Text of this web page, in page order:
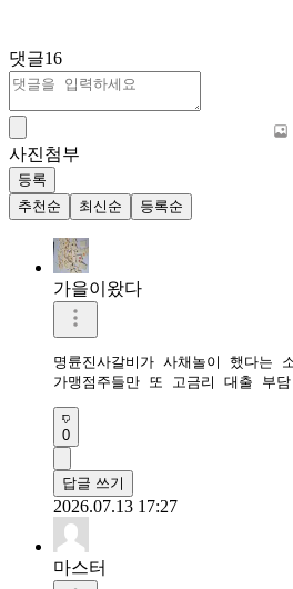
댓글16
사진첨부
등록
추천순
최신순 등록순
가을이왔다
명륜진사갈비가 사채놀이 했다는
가맹점주들만 또 고금리 대출 부
0
답글 쓰기
2026.07.13 17:27
마스터